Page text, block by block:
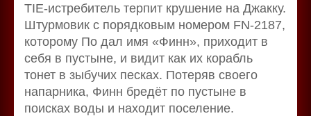
TIE-истребитель терпит крушение на Джакку.
Штурмовик c порядковым номером FN-2187,
которому По дал имя «Финн», приходит в
себя в пустыне, и видит как их корабль
тонет в зыбучих песках. Потеряв своего
напарника, Финн бредёт по пустыне в
поисках воды и находит поселение.